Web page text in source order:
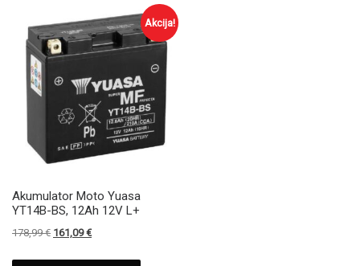
Akcija!
Akumulator Moto Yuasa
YT14B-BS, 12Ah 12V L+
178,99€ Izvirna cena je bila: 178,99 €.
161,09€Trenutna cena je: 161,09 €.